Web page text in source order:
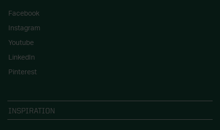
Facebook
Instagram
Youtube
LinkedIn
Pinterest
INSPIRATION